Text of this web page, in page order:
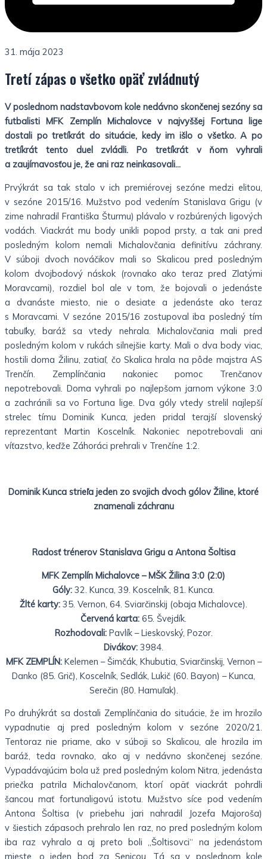
31. mája 2023
Tretí zápas o všetko opäť zvládnutý
V poslednom nadstavbovom kole nedávno skončenej sezóny sa
futbalisti MFK Zemplín Michalovce v najvyššej Fortuna lige
dostali po tretíkrát do situácie, kedy im išlo o všetko. A po
tretíkrát tento duel zvládli. Po tretíkrát v ňom vyhrali
a zaujímavosťou je, že ani raz neinkasovali…
Prvýkrát sa tak stalo v ich premiérovej sezóne medzi elitou,
v sezóne 2015/16. Mužstvo pod vedením Stanislava Grigu (v
zime nahradil Františka Šturmu) plávalo v rozbúrených ligových
vodách. Viackrát mu body unikli popod prsty, a tak ani pred
posledným kolom nemali Michalovčania definitívu záchrany.
V súboji dvoch nováčikov mali so Skalicou pred posledným
kolom dvojbodový náskok (rovnako ako teraz pred Zlatými
Moravcami), rozdiel bol ale v tom, že bojovali o jedenáste
a dvanáste miesto, nie o desiate a jedenáste ako teraz
s Moravcami. V sezóne 2015/16 zostupoval iba posledný tím
tabuľky, baráž sa vtedy nehrala. Michalovčania mali pred
posledným kolom v rukách silnejšie karty. Mali o dva body viac,
hostili doma Žilinu, zatiaľ, čo Skalica hrala na pôde majstra AS
Trenčín. Zemplínčania nakoniec pomoc Trenčanov
nepotrebovali. Doma vyhrali po najlepšom jarnom výkone 3:0
a zachránili sa vo Fortuna lige. Dva góly vtedy strelil najlepší
strelec tímu Dominik Kunca, jeden pridal terajší slovenský
reprezentant Martin Koscelník. Nakoniec nepotrebovali ani
víťazstvo, keďže Záhoráci prehrali v Trenčíne 1:2.
Dominik Kunca strieľa jeden zo svojich dvoch gólov Žiline, ktoré
znamenali záchranu
Radosť trénerov Stanislava Grigu a Antona Šoltisa
MFK Zemplín Michalovce – MŠK Žilina 3:0 (2:0)
Góly: 32. Kunca, 39. Koscelník, 81. Kunca.
Žlté karty: 35. Vernon, 64. Sviarčinskij (obaja Michalovce).
Červená karta: 65. Švejdík.
Rozhodovali: Pavlík – Lieskovský, Pozor.
Divákov: 3984.
MFK ZEMPLÍN: Kelemen – Šimčák, Khubutia, Sviarčinskij, Vernon –
Danko (85. Grič), Koscelník, Sedlák, Lukič (60. Bayon) – Kunca,
Serečin (80. Hamuľak).
Po druhýkrát sa dostali Zemplínčania do situácie, že im hrozilo
vypadnutie aj pred posledným kolom v sezóne 2020/21.
Tentoraz nie priame, ako v súboji so Skalicou, ale hrozila im
baráž, teda rovnako, ako aj v nedávno skončenej sezóne.
Vypadávajúcim bola už pred posledným kolom Nitra, jedenásta
priečka patrila Michalovčanom, ktorí opäť viackrát pohrdli
šancou mať fortunaligovú istotu. Mužstvo síce pod vedením
Antona Šoltisa (v priebehu jari nahradil Jozefa Majoroša)
v šiestich zápasoch prehralo len raz, no pred posledným kolom
iba raz vyhralo a aj preto boli „Šoltisovci“ na jedenástom
mieste, o jeden bod za Senicou. Tá sa v poslednom kole